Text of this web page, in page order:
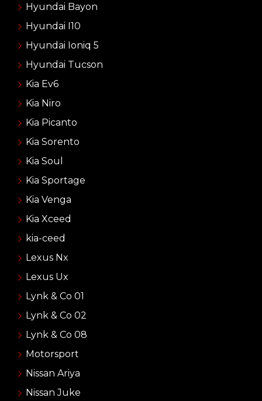
Hyundai Bayon
Hyundai I10
Hyundai Ioniq 5
Hyundai Tucson
Kia Ev6
Kia Niro
Kia Picanto
Kia Sorento
Kia Soul
Kia Sportage
Kia Venga
Kia Xceed
kia-ceed
Lexus Nx
Lexus Ux
Lynk & Co 01
Lynk & Co 02
Lynk & Co 08
Motorsport
Nissan Ariya
Nissan Juke